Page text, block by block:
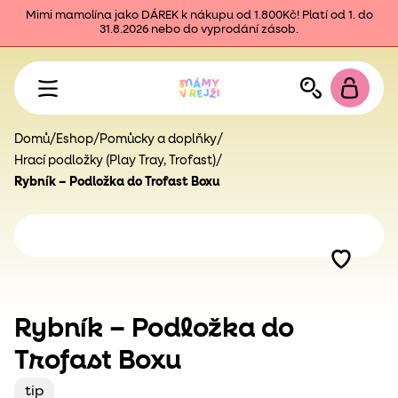
Mimi mamolína jako DÁREK k nákupu od 1.800Kč! Platí od 1. do
31.8.2026 nebo do vyprodání zásob.
Domů/ Eshop/ Pomůcky a doplňky/
Hrací podložky (Play Tray, Trofast)/
Rybník – Podložka do Trofast Boxu
Rybník – Podložka do
Trofast Boxu
tip